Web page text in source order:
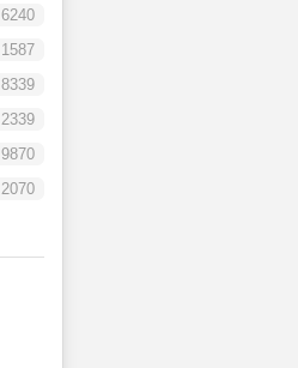
6240
1587
8339
2339
9870
2070